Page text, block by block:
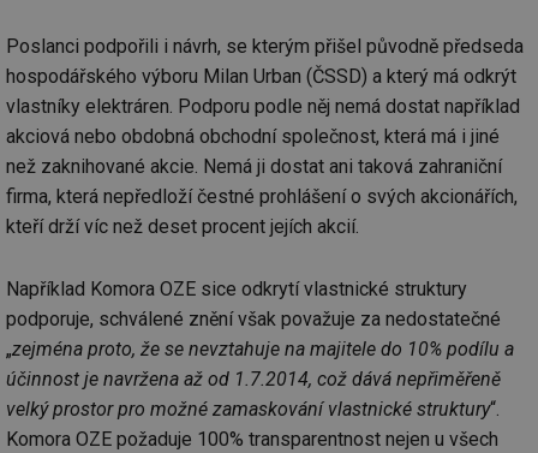
Poslanci podpořili i návrh, se kterým přišel původně předseda
hospodářského výboru Milan Urban (ČSSD) a který má odkrýt
vlastníky elektráren. Podporu podle něj nemá dostat například
akciová nebo obdobná obchodní společnost, která má i jiné
než zaknihované akcie. Nemá ji dostat ani taková zahraniční
firma, která nepředloží čestné prohlášení o svých akcionářích,
kteří drží víc než deset procent jejích akcií.
Například Komora OZE sice odkrytí vlastnické struktury
podporuje, schválené znění však považuje za nedostatečné
„zejména proto, že se nevztahuje na majitele do 10% podílu a
účinnost je navržena až od 1.7.2014, což dává nepřiměřeně
velký prostor pro možné zamaskování vlastnické struktury“.
Komora OZE požaduje 100% transparentnost nejen u všech